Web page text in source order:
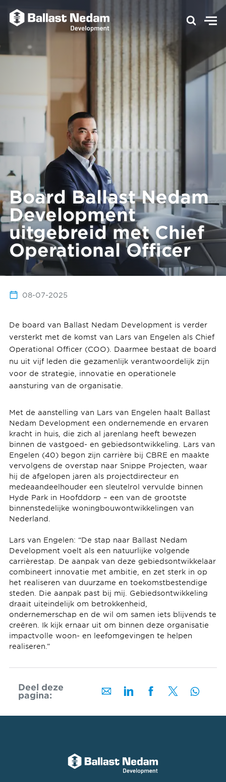
Board Ballast Nedam
Development
uitgebreid met Chief
Operational Officer
08-07-2025
De board van Ballast Nedam Development is verder
versterkt met de komst van Lars van Engelen als Chief
Operational Officer (COO). Daarmee bestaat de board
nu uit vijf leden die gezamenlijk verantwoordelijk zijn
voor de strategie, innovatie en operationele
aansturing van de organisatie.
Met de aanstelling van Lars van Engelen haalt Ballast
Nedam Development een ondernemende en ervaren
kracht in huis, die zich al jarenlang heeft bewezen
binnen de vastgoed- en gebiedsontwikkeling. Lars van
Engelen (40) begon zijn carrière bij CBRE en maakte
vervolgens de overstap naar Snippe Projecten, waar
hij de afgelopen jaren als projectdirecteur en
medeaandeelhouder een sleutelrol vervulde binnen
Hyde Park in Hoofddorp – een van de grootste
binnenstedelijke woningbouwontwikkelingen van
Nederland.
Lars van Engelen: “De stap naar Ballast Nedam
Development voelt als een natuurlijke volgende
carrièrestap. De aanpak van deze gebiedsontwikkelaar
combineert innovatie met ambitie, en zet sterk in op
het realiseren van duurzame en toekomstbestendige
steden. Die aanpak past bij mij. Gebiedsontwikkeling
draait uiteindelijk om betrokkenheid,
ondernemerschap en de wil om samen iets blijvends te
creëren. Ik kijk ernaar uit om binnen deze organisatie
impactvolle woon- en leefomgevingen te helpen
realiseren.”
Deel deze
pagina: